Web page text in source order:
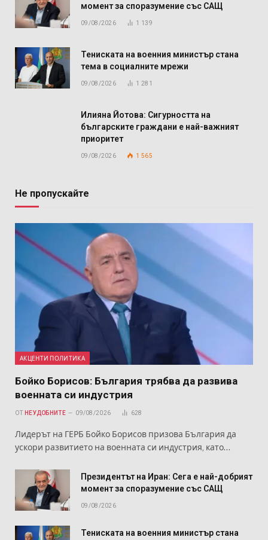
момент за споразумение със САЩ
09/08/2026 1 139
Тениската на военния министър стана
тема в социалните мрежи
09/08/2026 1 281
Илияна Йотова: Сигурността на
българските граждани е най-важният
приоритет
09/08/2026 1 565
Не пропускайте
АКЦЕНТИ ПОЛИТИКА
Бойко Борисов: България трябва да развива
военната си индустрия
ОТ НЕУДОБНИТЕ 09/08/2026 628
Лидерът на ГЕРБ Бойко Борисов призова България да
ускори развитието на военната си индустрия, като…
Президентът на Иран: Сега е най-добрият
момент за споразумение със САЩ
09/08/2026
Тениската на военния министър стана